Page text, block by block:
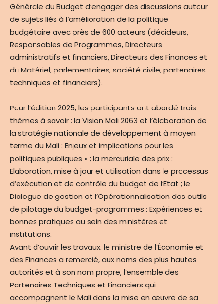
Générale du Budget d’engager des discussions autour
de sujets liés à l’amélioration de la politique
budgétaire avec près de 600 acteurs (décideurs,
Responsables de Programmes, Directeurs
administratifs et financiers, Directeurs des Finances et
du Matériel, parlementaires, société civile, partenaires
techniques et financiers).
Pour l’édition 2025, les participants ont abordé trois
thèmes à savoir : la Vision Mali 2063 et l’élaboration de
la stratégie nationale de développement à moyen
terme du Mali : Enjeux et implications pour les
politiques publiques » ; la mercuriale des prix :
Elaboration, mise à jour et utilisation dans le processus
d’exécution et de contrôle du budget de l’Etat ; le
Dialogue de gestion et l’Opérationnalisation des outils
de pilotage du budget-programmes : Expériences et
bonnes pratiques au sein des ministères et
institutions.
Avant d’ouvrir les travaux, le ministre de l’Économie et
des Finances a remercié, aux noms des plus hautes
autorités et à son nom propre, l’ensemble des
Partenaires Techniques et Financiers qui
accompagnent le Mali dans la mise en œuvre de sa